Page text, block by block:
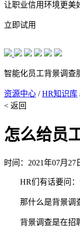
让职业信用环境更美
立即试用
智能化员工背景调查
资源中心 /HR知识库
< 返回
怎么给员
时间：2021年07月27
HR们有话要问
那什么是背景调
背景调查是在招